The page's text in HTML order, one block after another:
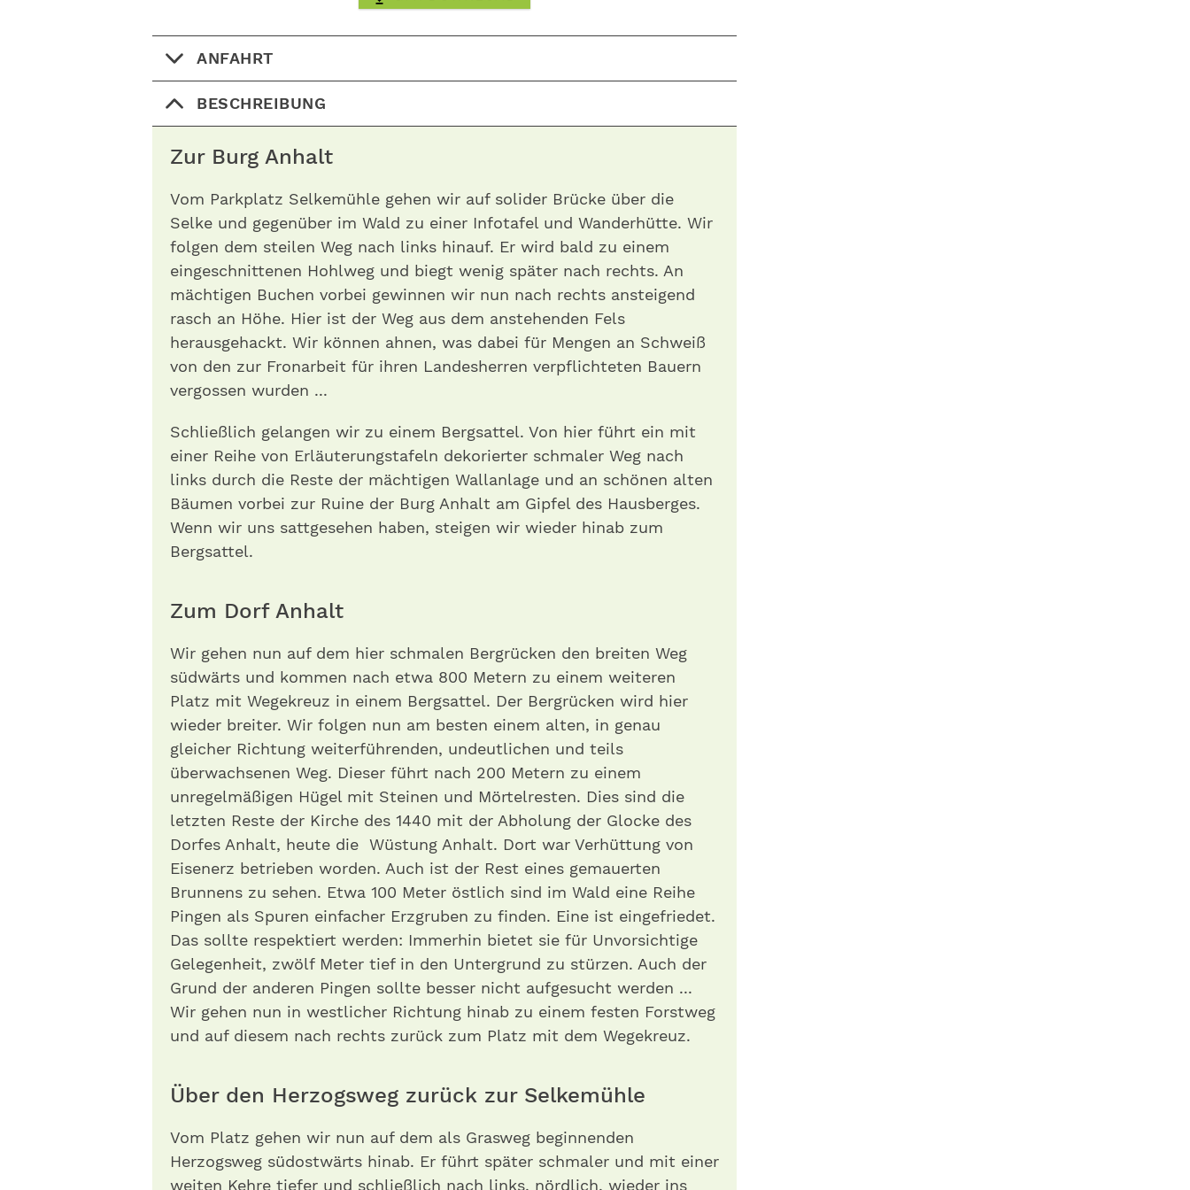
ANFAHRT
BESCHREIBUNG
Zur Burg Anhalt
Vom Parkplatz Selkemühle gehen wir auf solider Brücke über die
Selke und gegenüber im Wald zu einer Infotafel und Wanderhütte. Wir
folgen dem steilen Weg nach links hinauf. Er wird bald zu einem
eingeschnittenen Hohlweg und biegt wenig später nach rechts. An
mächtigen Buchen vorbei gewinnen wir nun nach rechts ansteigend
rasch an Höhe. Hier ist der Weg aus dem anstehenden Fels
herausgehackt. Wir können ahnen, was dabei für Mengen an Schweiß
von den zur Fronarbeit für ihren Landesherren verpflichteten Bauern
vergossen wurden ...
Schließlich gelangen wir zu einem Bergsattel. Von hier führt ein mit
einer Reihe von Erläuterungstafeln dekorierter schmaler Weg nach
links durch die Reste der mächtigen Wallanlage und an schönen alten
Bäumen vorbei zur Ruine der Burg Anhalt am Gipfel des Hausberges.
Wenn wir uns sattgesehen haben, steigen wir wieder hinab zum
Bergsattel.
Zum Dorf Anhalt
Wir gehen nun auf dem hier schmalen Bergrücken den breiten Weg
südwärts und kommen nach etwa 800 Metern zu einem weiteren
Platz mit Wegekreuz in einem Bergsattel. Der Bergrücken wird hier
wieder breiter. Wir folgen nun am besten einem alten, in genau
gleicher Richtung weiterführenden, undeutlichen und teils
überwachsenen Weg. Dieser führt nach 200 Metern zu einem
unregelmäßigen Hügel mit Steinen und Mörtelresten. Dies sind die
letzten Reste der Kirche des 1440 mit der Abholung der Glocke des
Dorfes Anhalt, heute die Wüstung Anhalt. Dort war Verhüttung von
Eisenerz betrieben worden. Auch ist der Rest eines gemauerten
Brunnens zu sehen. Etwa 100 Meter östlich sind im Wald eine Reihe
Pingen als Spuren einfacher Erzgruben zu finden. Eine ist eingefriedet.
Das sollte respektiert werden: Immerhin bietet sie für Unvorsichtige
Gelegenheit, zwölf Meter tief in den Untergrund zu stürzen. Auch der
Grund der anderen Pingen sollte besser nicht aufgesucht werden ...
Wir gehen nun in westlicher Richtung hinab zu einem festen Forstweg
und auf diesem nach rechts zurück zum Platz mit dem Wegekreuz.
Über den Herzogsweg zurück zur Selkemühle
Vom Platz gehen wir nun auf dem als Grasweg beginnenden
Herzogsweg südostwärts hinab. Er führt später schmaler und mit einer
weiten Kehre tiefer und schließlich nach links, nördlich, wieder ins